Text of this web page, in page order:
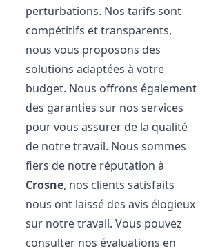
perturbations. Nos tarifs sont
compétitifs et transparents,
nous vous proposons des
solutions adaptées à votre
budget. Nous offrons également
des garanties sur nos services
pour vous assurer de la qualité
de notre travail. Nous sommes
fiers de notre réputation à
Crosne, nos clients satisfaits
nous ont laissé des avis élogieux
sur notre travail. Vous pouvez
consulter nos évaluations en